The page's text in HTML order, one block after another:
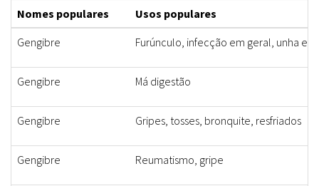
Nomes populares
Usos populares
Gengibre
Furúnculo, infecção em geral, unha
Gengibre Má digestão
Gengibre Gripes, tosses, bronquite, resfriados
Gengibre Reumatismo, gripe